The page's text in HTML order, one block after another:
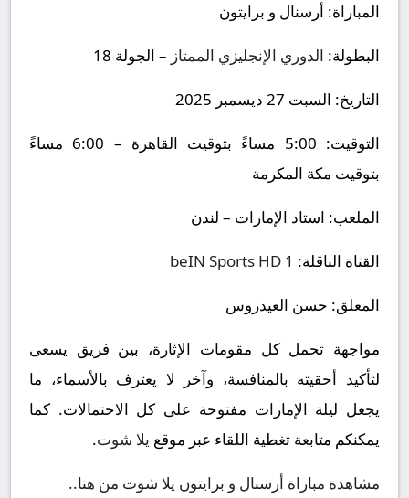
المباراة: أرسنال و برايتون
البطولة: الدوري الإنجليزي الممتاز – الجولة 18
التاريخ: السبت 27 ديسمبر 2025
التوقيت:
5:00 مساءً بتوقيت القاهرة – 6:00 مساءً
بتوقيت مكة المكرمة
الملعب: استاد الإمارات – لندن
القناة الناقلة: beIN Sports HD 1
المعلق: حسن العيدروس
مواجهة تحمل كل مقومات الإثارة، بين فريق يسعى
لتأكيد أحقيته بالمنافسة، وآخر لا يعترف بالأسماء، ما
يجعل ليلة الإمارات مفتوحة على كل الاحتمالات. كما
يمكنكم متابعة تغطية اللقاء عبر موقع يلا شوت.
مشاهدة مباراة أرسنال و برايتون يلا شوت من هنا..